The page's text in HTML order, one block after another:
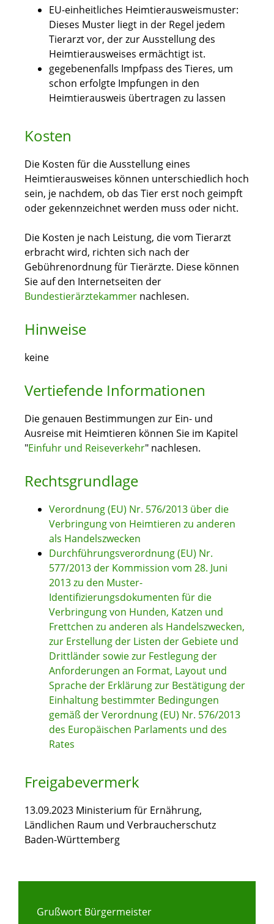
EU-einheitliches Heimtierausweismuster:
Dieses Muster liegt in der Regel jedem
Tierarzt vor, der zur Ausstellung des
Heimtierausweises ermächtigt ist.
gegebenenfalls Impfpass des Tieres, um
schon erfolgte Impfungen in den
Heimtierausweis übertragen zu lassen
Kosten
Die Kosten für die Ausstellung eines
Heimtierausweises können unterschiedlich hoch
sein, je nachdem, ob das Tier erst noch geimpft
oder gekennzeichnet werden muss oder nicht.
Die Kosten je nach Leistung, die vom Tierarzt
erbracht wird, richten sich nach der
Gebührenordnung für Tierärzte. Diese können
Sie auf den Internetseiten der
Bundestierärztekammer nachlesen.
Hinweise
keine
Vertiefende Informationen
Die genauen Bestimmungen zur Ein- und
Ausreise mit Heimtieren können Sie im Kapitel
"Einfuhr und Reiseverkehr" nachlesen.
Rechtsgrundlage
Verordnung (EU) Nr. 576/2013 über die
Verbringung von Heimtieren zu anderen
als Handelszwecken
Durchführungsverordnung (EU) Nr.
577/2013 der Kommission vom 28. Juni
2013 zu den Muster-
Identifizierungsdokumenten für die
Verbringung von Hunden, Katzen und
Frettchen zu anderen als Handelszwecken,
zur Erstellung der Listen der Gebiete und
Drittländer sowie zur Festlegung der
Anforderungen an Format, Layout und
Sprache der Erklärung zur Bestätigung der
Einhaltung bestimmter Bedingungen
gemäß der Verordnung (EU) Nr. 576/2013
des Europäischen Parlaments und des
Rates
Freigabevermerk
13.09.2023 Ministerium für Ernährung,
Ländlichen Raum und Verbraucherschutz
Baden-Württemberg
Grußwort Bürgermeister